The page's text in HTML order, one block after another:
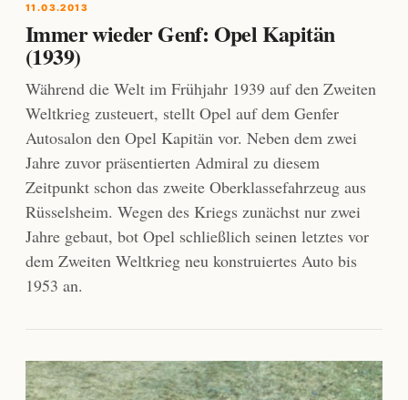
11.03.2013
Immer wieder Genf: Opel Kapitän
(1939)
Während die Welt im Frühjahr 1939 auf den Zweiten
Weltkrieg zusteuert, stellt Opel auf dem Genfer
Autosalon den Opel Kapitän vor. Neben dem zwei
Jahre zuvor präsentierten Admiral zu diesem
Zeitpunkt schon das zweite Oberklassefahrzeug aus
Rüsselsheim. Wegen des Kriegs zunächst nur zwei
Jahre gebaut, bot Opel schließlich seinen letztes vor
dem Zweiten Weltkrieg neu konstruiertes Auto bis
1953 an.